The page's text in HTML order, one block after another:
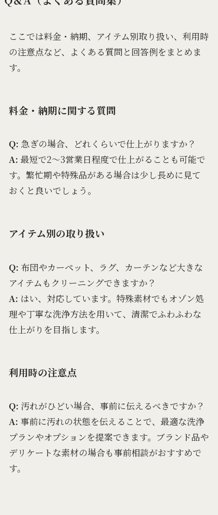
ここでは料金・納期、アイテム別取り扱い、利用時
の注意点など、よくある質問と回答例をまとめま
す。
料金・納期に関する質問
Q: 急ぎの場合、どれくらいで仕上がりますか？
A: 最短で2～3営業日程度で仕上がることも可能で
す。繁忙期や特殊品がある場合は少し長めに見て
おくと良いでしょう。
アイテム別の取り扱い
Q: 布団やカーペット、ラグ、カーテンなど大きな
アイテムもクリーニングできますか？
A: はい、対応しています。特殊素材でもオゾン処
理や丁寧な洗浄方法を用いて、清潔でふわふわな
仕上がりを目指します。
利用時の注意点
Q: 汚れがひどい場合、事前に伝えるべきですか？
A: 事前に汚れの状態を伝えることで、最適な洗浄
プランやオプションを提案できます。ブランド品や
デリケートな素材の場合も事前相談がおすすめで
す。